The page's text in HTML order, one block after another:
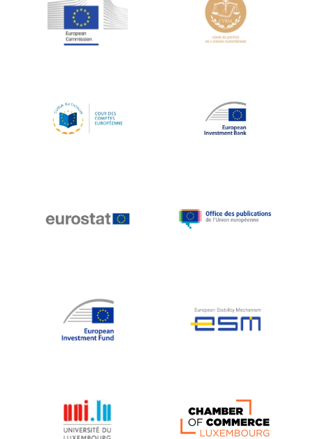
Jean-Louis Schiltz
Jean-Victor Louis
Johnny Åkerholm
Katharien L.C. Hunt
Klaus-Heiner Lehne
Koen LENAERTS
Lars Heikensten
Lucas Papademos
Máire Geoghegan-Quinn